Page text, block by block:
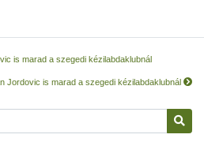
is marad a szegedi kézilabdaklubnál
Jordovic is marad a szegedi kézilabdaklubnál